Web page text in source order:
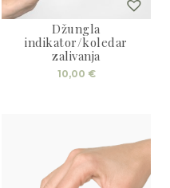
Džungla
indikator/koledar
zalivanja
10,00 €